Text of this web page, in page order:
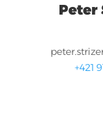
Peter
+421